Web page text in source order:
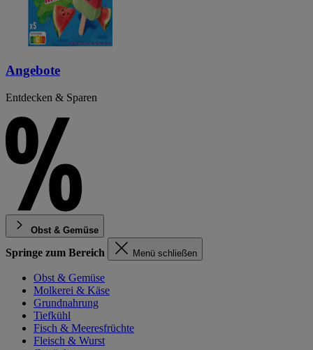
Angebote
Entdecken & Sparen
Obst & Gemüse
Springe zum Bereich Menü schließen
Obst & Gemüse
Molkerei & Käse
Grundnahrung
Tiefkühl
Fisch & Meeresfrüchte
Fleisch & Wurst